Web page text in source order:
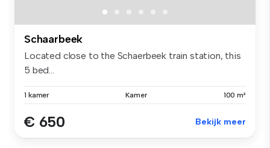
Schaarbeek
Located close to the Schaerbeek train station, this
5 bed...
1 kamer Kamer 100 m²
€ 650 Bekijk meer